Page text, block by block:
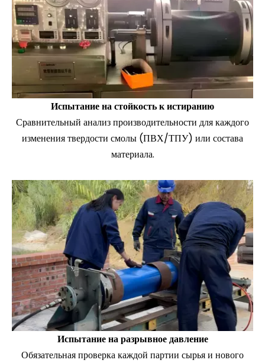
Испытание на стойкость к истиранию
Сравнительный анализ производительности для каждого
изменения твердости смолы (ПВХ/ТПУ) или состава
материала.
Испытание на разрывное давление
Обязательная проверка каждой партии сырья и нового